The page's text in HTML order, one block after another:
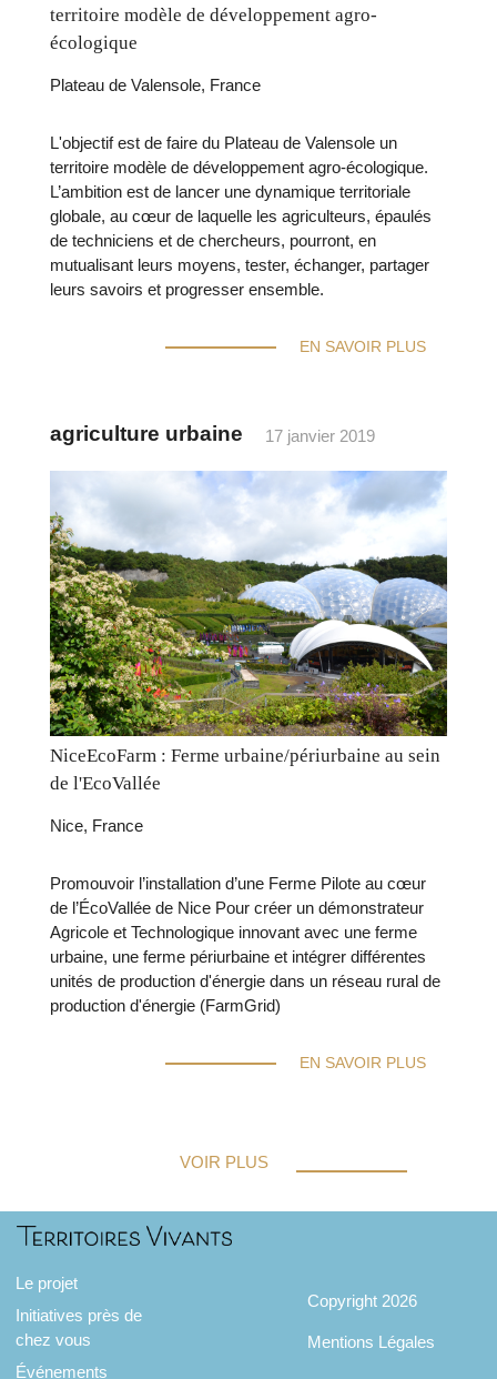
territoire modèle de développement agro-
écologique
Plateau de Valensole, France
L'objectif est de faire du Plateau de Valensole un
territoire modèle de développement agro-écologique.
L’ambition est de lancer une dynamique territoriale
globale, au cœur de laquelle les agriculteurs, épaulés
de techniciens et de chercheurs, pourront, en
mutualisant leurs moyens, tester, échanger, partager
leurs savoirs et progresser ensemble.
EN SAVOIR PLUS
17 janvier 2019
agriculture urbaine
NiceEcoFarm : Ferme urbaine/périurbaine au sein
de l'EcoVallée
Nice, France
Promouvoir l’installation d’une Ferme Pilote au cœur
de l’ÉcoVallée de Nice Pour créer un démonstrateur
Agricole et Technologique innovant avec une ferme
urbaine, une ferme périurbaine et intégrer différentes
unités de production d'énergie dans un réseau rural de
production d'énergie (FarmGrid)
EN SAVOIR PLUS
VOIR PLUS
Le projet
Initiatives près de
chez vous
Événements
Copyright 2026
Mentions Légales